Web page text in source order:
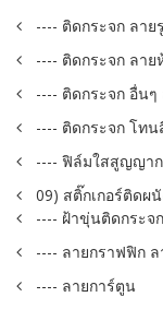
---- ติดกระจก ลาย
---- ติดกระจก ลา
---- ติดกระจก อื่น
---- ติดกระจก โท
---- ฟิล์มใสสูญญา
09) สติ๊กเกอร์ติดผ
---- ฝ้าขุ่นติดกระจ
---- ลายกราฟฟิก ล
---- ลายการ์ตูน